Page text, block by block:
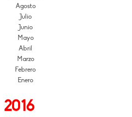
Agosto
Julio
Junio
Mayo
Abril
Marzo
Febrero
Enero
2016